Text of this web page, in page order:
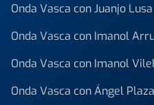
Onda Vasca con Juanjo
Onda Vasca con Imanol
Onda Vasca con Imanol
Onda Vasca con Ángel Plaza